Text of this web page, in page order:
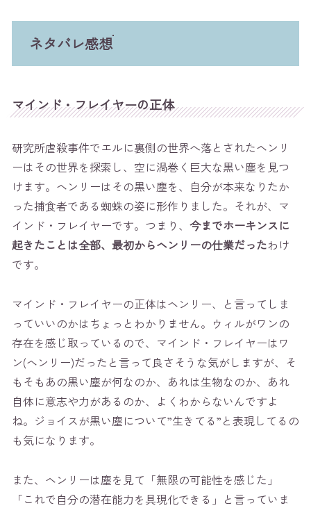
ネタバレ感想
マインド・フレイヤーの正体
研究所虐殺事件でエルに裏側の世界へ落とされたヘンリ
ーはその世界を探索し、空に渦巻く巨大な黒い塵を見つ
けます。ヘンリーはその黒い塵を、自分が本来なりたか
った捕食者である蜘蛛の姿に形作りました。それが、マ
インド・フレイヤーです。つまり、 今までホーキンスに
起きたことは全部、最初からヘンリーの仕業だったわけ
です。
マインド・フレイヤーの正体はヘンリー、と言ってしま
っていいのかはちょっとわかりません。ウィルがワンの
存在を感じ取っているので、マインド・フレイヤーはワ
ン(ヘンリー)だったと言って良さそうな気がしますが、そ
もそもあの黒い塵が何なのか、あれは生物なのか、あれ
自体に意志や力があるのか、よくわからないんですよ
ね。ジョイスが黒い塵について”生きてる”と表現してるの
も気になります。
また、ヘンリーは塵を見て「無限の可能性を感じた」
「これで自分の潜在能力を具現化できる」と言っていま